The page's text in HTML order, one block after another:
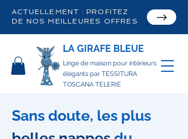
ACTUELLEMENT : PROFITEZ
DE NOS MEILLEURES OFFRES
LA GIRAFE BLEUE
Linge de maison pour intérieurs
élégants par TESSITURA
TOSCANA TELERIE
Sans doute, les plus